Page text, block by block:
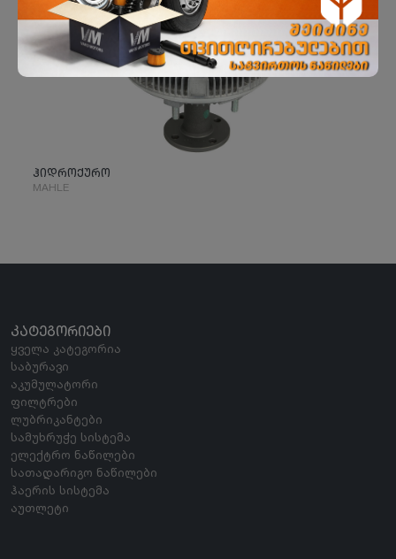
ჰიდროქურო
MAHLE
ᲙᲐᲢᲔᲒᲝᲠᲘᲔᲑᲘ
ყველა კატეგორია
საბურავი
აკუმულატორი
ფილტრები
ლუბრიკანტები
სამუხრუჭე სისტემა
ელექტრო ნაწილები
სათადარიგო ნაწილები
ჰაერის სისტემა
აუთლეტი